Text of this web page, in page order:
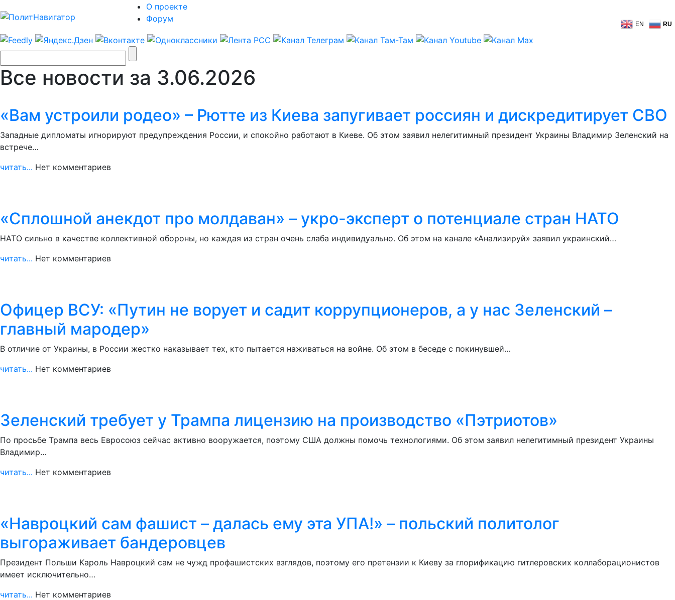
О проекте
Форум
EN RU
Все новости за 3.06.2026
«Вам устроили родео» – Рютте из Киева запугивает россиян и дискредитирует СВО
Западные дипломаты игнорируют предупреждения России, и спокойно работают в Киеве. Об этом заявил нелегитимный президент Украины Владимир Зеленский на
встрече…
читать... Нет комментариев
«Сплошной анекдот про молдаван» – укро-эксперт о потенциале стран НАТО
НАТО сильно в качестве коллективной обороны, но каждая из стран очень слаба индивидуально. Об этом на канале «Анализируй» заявил украинский…
читать... Нет комментариев
Офицер ВСУ: «Путин не ворует и садит коррупционеров, а у нас Зеленский –
главный мародер»
В отличие от Украины, в России жестко наказывает тех, кто пытается наживаться на войне. Об этом в беседе с покинувшей…
читать... Нет комментариев
Зеленский требует у Трампа лицензию на производство «Пэтриотов»
По просьбе Трампа весь Евросоюз сейчас активно вооружается, поэтому США должны помочь технологиями. Об этом заявил нелегитимный президент Украины
Владимир…
читать... Нет комментариев
«Навроцкий сам фашист – далась ему эта УПА!» – польский политолог
выгораживает бандеровцев
Президент Польши Кароль Навроцкий сам не чужд профашистских взглядов, поэтому его претензии к Киеву за глорификацию гитлеровских коллаборационистов
имеет исключительно…
читать... Нет комментариев